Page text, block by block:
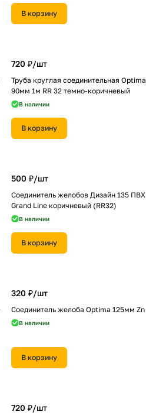
В корзину
720 ₽/шт
Труба круглая соединительная Optima
90мм 1м RR 32 темно-коричневый
В наличии
В корзину
500 ₽/шт
Соединитель желобов Дизайн 135 ПВХ
Grand Line коричневый (RR32)
В наличии
В корзину
320 ₽/шт
Соединитель желоба Optima 125мм Zn
В наличии
В корзину
720 ₽/шт